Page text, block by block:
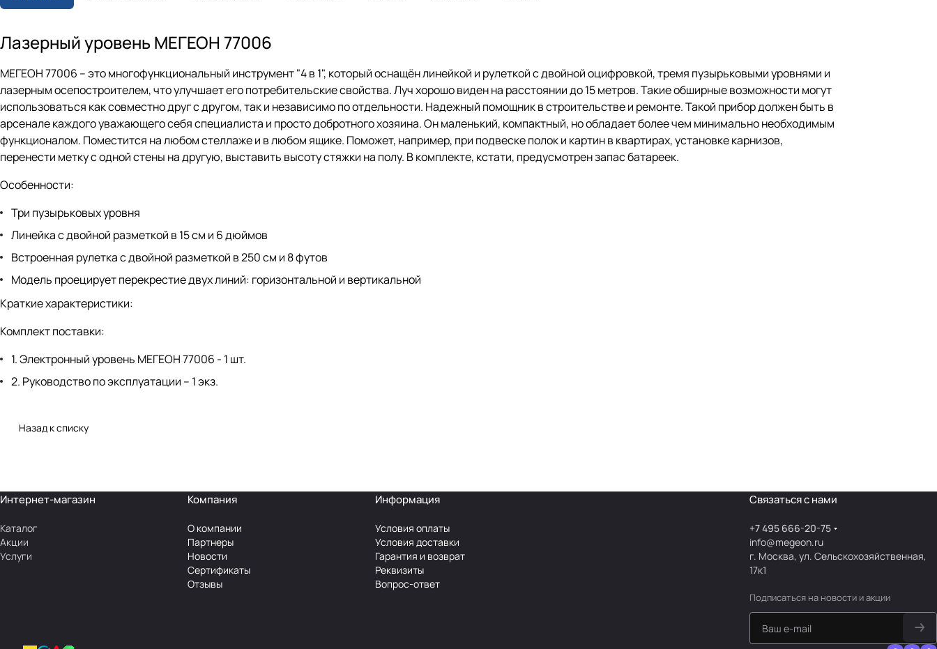
Лазерный уровень МЕГЕОН 77006
МЕГЕОН 77006 – это многофункциональный инструмент "4 в 1", который оснащён линейкой и рулеткой с двойной оцифровкой, тремя пузырьковыми уровнями и
лазерным осепостроителем, что улучшает его потребительские свойства. Луч хорошо виден на расстоянии до 15 метров. Такие обширные возможности могут
использоваться как совместно друг с другом, так и независимо по отдельности. Надежный помощник в строительстве и ремонте. Такой прибор должен быть в
арсенале каждого уважающего себя специалиста и просто добротного хозяина. Он маленький, компактный, но обладает более чем минимально необходимым
функционалом. Поместится на любом стеллаже и в любом ящике. Поможет, например, при подвеске полок и картин в квартирах, установке карнизов,
перенести метку с одной стены на другую, выставить высоту стяжки на полу. В комплекте, кстати, предусмотрен запас батареек.
Особенности:
Три пузырьковых уровня
Линейка с двойной разметкой в 15 см и 6 дюймов
Встроенная рулетка с двойной разметкой в 250 см и 8 футов
Модель проецирует перекрестие двух линий: горизонтальной и вертикальной
Краткие характеристики:
Комплект поставки:
1. Электронный уровень МЕГЕОН 77006 - 1 шт.
2. Руководство по эксплуатации – 1 экз.
Назад к списку
Интернет-магазин
Каталог
Акции
Услуги
Компания
О компании
Партнеры
Новости
Сертификаты
Отзывы
Информация
Условия оплаты
Условия доставки
Гарантия и возврат
Реквизиты
Вопрос-ответ
Связаться с нами
+7 495 666-20-75
info@megeon.ru
г. Москва, ул. Сельскохозяйственная,
17к1
Подписаться на новости и акции